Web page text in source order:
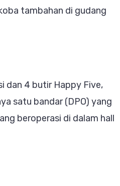
tambahan di gudang
dan 4 butir Happy Five,
satu bandar (DPO) yang
beroperasi di dalam hall